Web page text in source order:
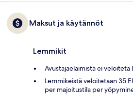
Maksut ja käytännöt
Lemmikit
Avustajaeläimistä ei veloiteta
Lemmikeistä veloitetaan 35
per majoitustila per